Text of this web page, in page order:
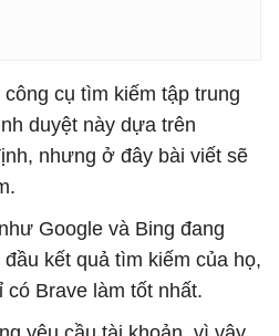
cụ tìm kiếm tập trung
duyệt này dựa trên
nhưng ở đây bài viết sẽ
Google và Bing đang
kết quả tìm kiếm của họ,
Brave làm tốt nhất.